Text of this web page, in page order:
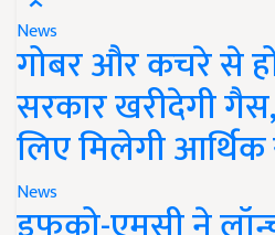
News
गोबर और कचरे से
सरकार खरीदेगी
लिए मिलेगी
News